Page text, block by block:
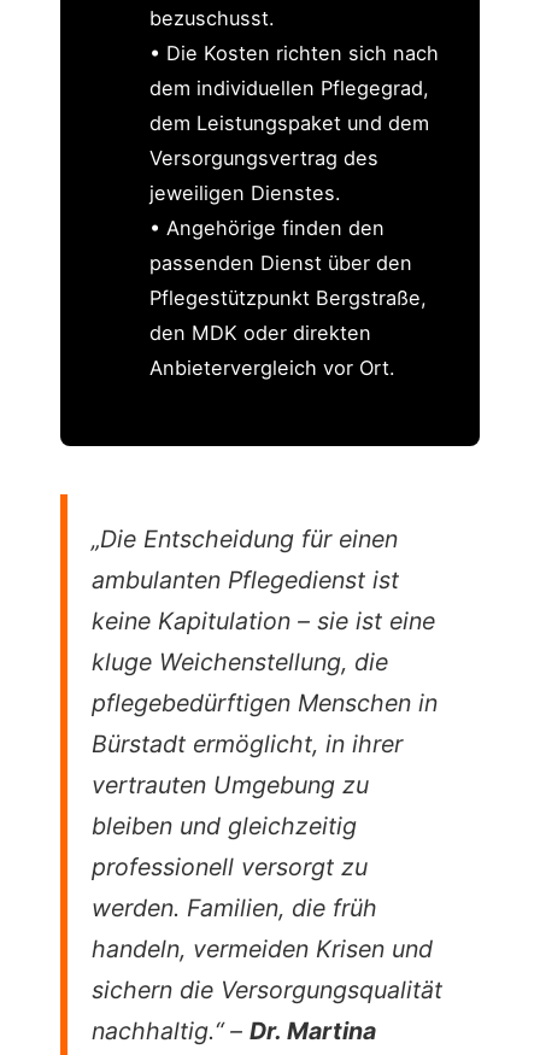
bezuschusst.
• Die Kosten richten sich nach
dem individuellen Pflegegrad,
dem Leistungspaket und dem
Versorgungsvertrag des
jeweiligen Dienstes.
• Angehörige finden den
passenden Dienst über den
Pflegestützpunkt Bergstraße,
den MDK oder direkten
Anbietervergleich vor Ort.
„Die Entscheidung für einen
ambulanten Pflegedienst ist
keine Kapitulation – sie ist eine
kluge Weichenstellung, die
pflegebedürftigen Menschen in
Bürstadt ermöglicht, in ihrer
vertrauten Umgebung zu
bleiben und gleichzeitig
professionell versorgt zu
werden. Familien, die früh
handeln, vermeiden Krisen und
sichern die Versorgungsqualität
nachhaltig.“ – Dr. Martina